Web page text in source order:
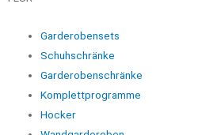
Garderobensets
Schuhschränke
Garderobenschränke
Komplettprogramme
Hocker